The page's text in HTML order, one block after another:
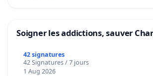
Soigner les addictions, sauver
42 signatures
42 Signatures / 7 jours
1 Aug 2026